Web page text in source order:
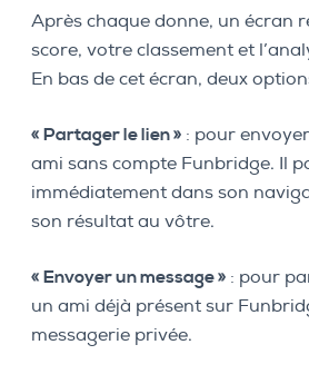
Après chaque donne, un écran
score, votre classement et
En bas de cet écran, deux
« Partager le lien » : pour
ami sans compte Funbridge. Il
immédiatement dans son
son résultat au vôtre.
« Envoyer un message » : pour
un ami déjà présent sur
messagerie privée.